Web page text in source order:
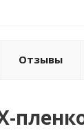
Отзывы